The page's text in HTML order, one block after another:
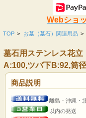
Webショ
TOP > お墓（墓石）関連用品 >
墓石用ステンレス花
A:100,ツバ下B:92,筒
商品説明
離島・沖縄・
以内の発送